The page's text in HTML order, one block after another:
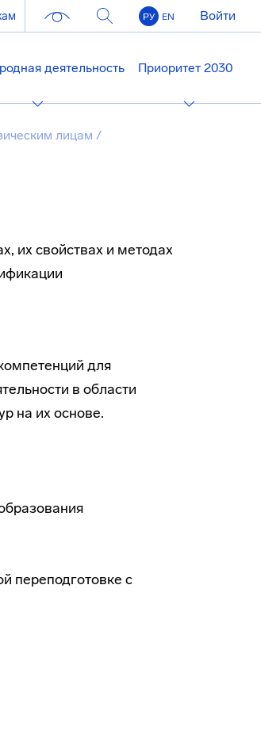
РУ EN Войти
деятельность Приоритет 2030
лицам /
их свойствах и методах
для
в области
на их основе.
переподготовке с